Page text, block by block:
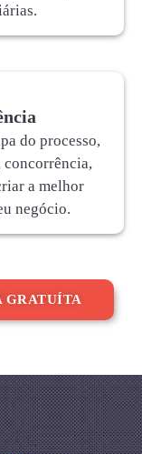
do processo,
concorrência,
a melhor
negócio.
GRATUÍTA